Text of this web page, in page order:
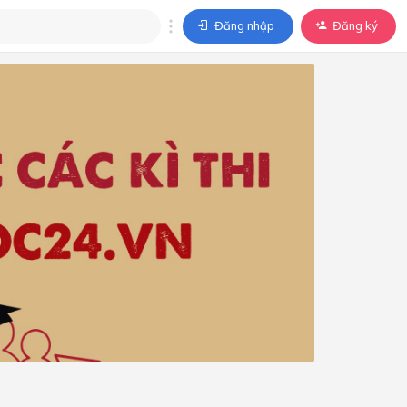
Đăng nhập Đăng ký